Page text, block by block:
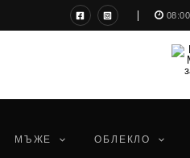
МЪЖЕ ОБЛЕКЛО